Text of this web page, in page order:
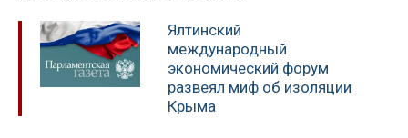
Ялтинский
международный
экономический форум
развеял миф об изоляции
Крыма